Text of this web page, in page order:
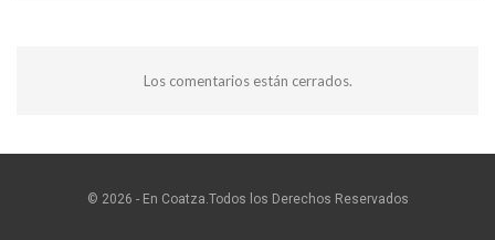
Los comentarios están cerrados.
© 2026 - En Coatza.Todos los Derechos Reservados